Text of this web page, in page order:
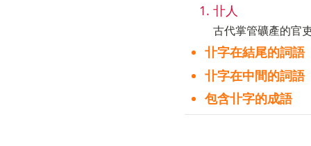
卝人
古代掌管礦產的官吏
卝字在結尾的詞語
卝字在中間的詞語
包含卝字的成語